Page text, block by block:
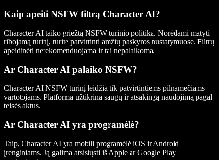
Kaip apeiti NSFW filtrą Character AI?
Character AI taiko griežtą NSFW turinio politiką. Norėdami matyti
ribojamą turinį, turite patvirtinti amžių paskyros nustatymuose. Filtrų
apeidinėti nerekomenduojama ir tai nepalaikoma.
Ar Character AI palaiko NSFW?
Character AI NSFW turinį leidžia tik patvirtintiems pilnamečiams
vartotojams. Platforma užtikrina saugų ir atsakingą naudojimą pagal
teisės aktus.
Ar Character AI yra programėlė?
Taip, Character AI yra mobili programėlė iOS ir Android
įrenginiams. Ją galima atsisiųsti iš Apple ar Google Play